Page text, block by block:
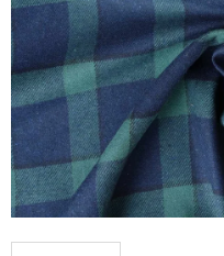
5
hvězdiček.